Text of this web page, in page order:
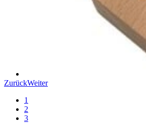
ZurückWeiter
1
2
3